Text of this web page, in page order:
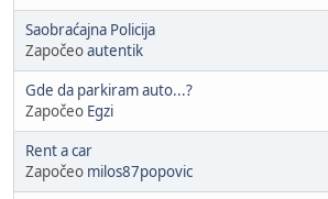
Saobraćajna Policija
Započeoautentik
Gde da parkiram auto...?
Započeo Egzi
Rent a car
Započeo milos87popovic